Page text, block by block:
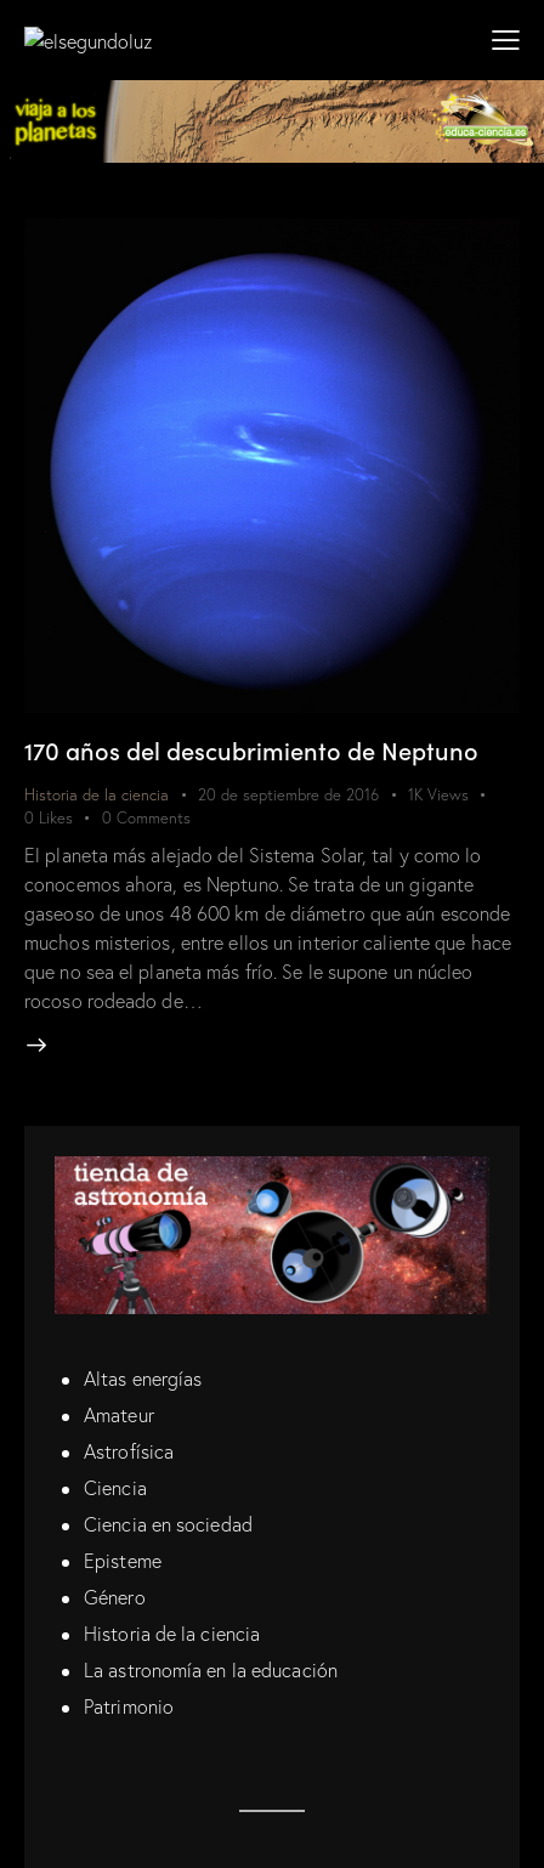
170 años del descubrimiento de Neptuno
Historia de la ciencia 20 de septiembre de 2016 1K Views
0 Likes 0 Comments
El planeta más alejado del Sistema Solar, tal y como lo
conocemos ahora, es Neptuno. Se trata de un gigante
gaseoso de unos 48 600 km de diámetro que aún esconde
muchos misterios, entre ellos un interior caliente que hace
que no sea el planeta más frío. Se le supone un núcleo
rocoso rodeado de…
Altas energías
Amateur
Astrofísica
Ciencia
Ciencia en sociedad
Episteme
Género
Historia de la ciencia
La astronomía en la educación
Patrimonio